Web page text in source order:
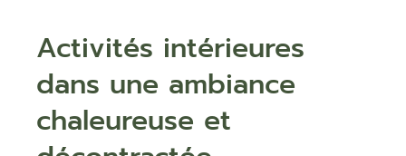
Activités intérieures
dans une ambiance
chaleureuse et